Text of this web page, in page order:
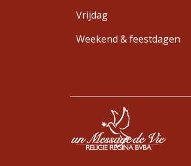
Vrijdag
Weekend & feestdagen